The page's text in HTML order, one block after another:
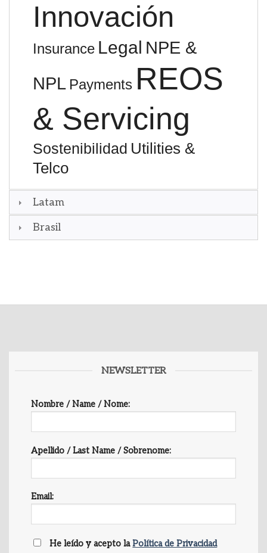
Innovación
Insurance Legal NPE &
NPL Payments REOS
& Servicing
Sostenibilidad Utilities &
Telco
Latam
Brasil
NEWSLETTER
Nombre / Name / Nome:
Apellido / Last Name / Sobrenome:
Email:
He leído y acepto laPolítica de Privacidad